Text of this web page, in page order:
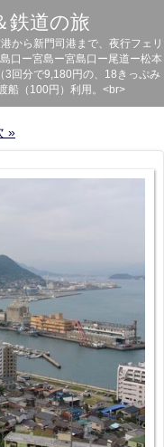
鉄道の旅
から新門司港まで、夜行フェリ
口ー宮島ー宮島口ー尾道ー松本
3回分で9,180円の、18きっぷみ
船（100円）利用。<br>
»